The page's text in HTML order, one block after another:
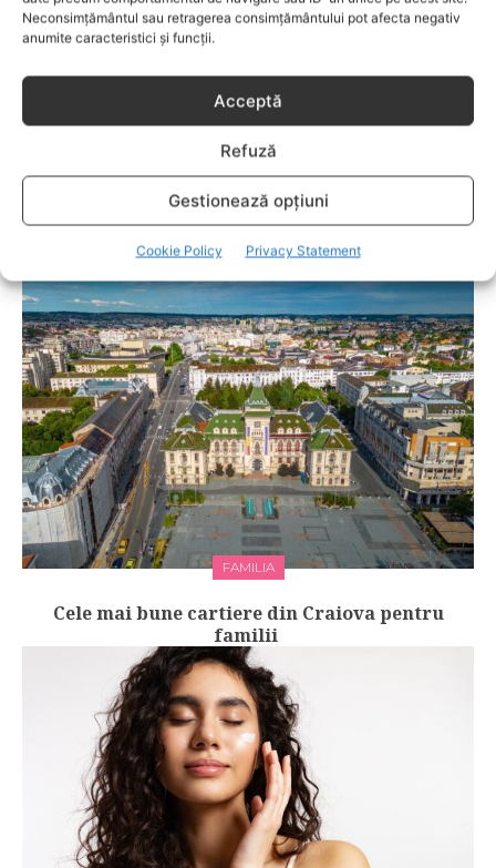
Neconsimțământul sau retragerea consimțământului pot afecta negativ
anumite caracteristici și funcții.
Acceptă
Refuză
Gestionează opțiuni
Cookie Policy Privacy Statement
ADOLESCENTI
Tracking de sănătate pe smartwatch: ce date
FAMILIA
Cele mai bune cartiere din Craiova pentru
familii